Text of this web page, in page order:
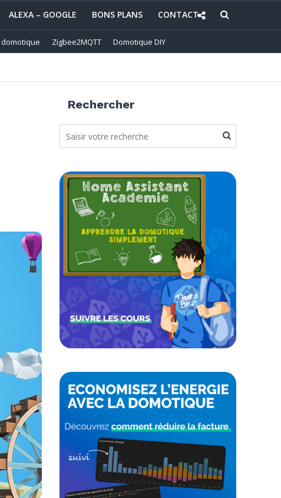
ALEXA – GOOGLE BONS PLANS CONTACT
Zigbee2MQTT Domotique DIY
Rechercher